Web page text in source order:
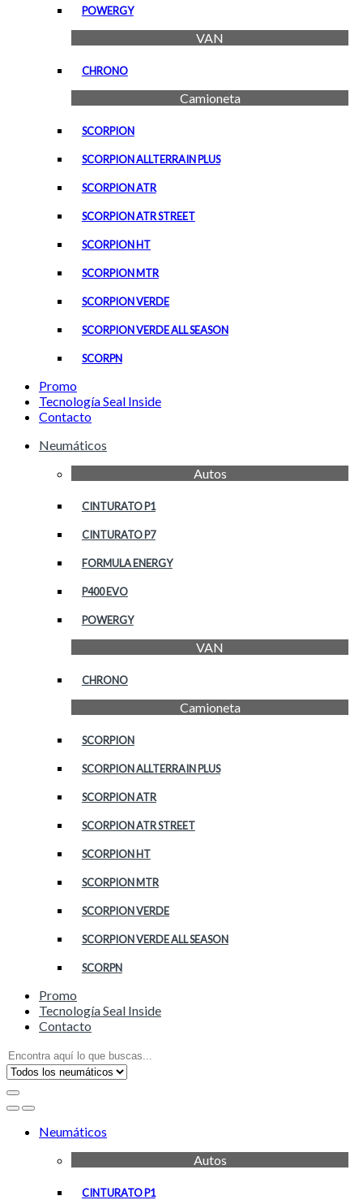
POWERGY
VAN
CHRONO
Camioneta
SCORPION
SCORPION ALLTERRAIN PLUS
SCORPION ATR
SCORPION ATR STREET
SCORPION HT
SCORPION MTR
SCORPION VERDE
SCORPION VERDE ALL SEASON
SCORPN
Promo
Tecnología Seal Inside
Contacto
Neumáticos
Autos
CINTURATO P1
CINTURATO P7
FORMULA ENERGY
P400 EVO
POWERGY
VAN
CHRONO
Camioneta
SCORPION
SCORPION ALLTERRAIN PLUS
SCORPION ATR
SCORPION ATR STREET
SCORPION HT
SCORPION MTR
SCORPION VERDE
SCORPION VERDE ALL SEASON
SCORPN
Promo
Tecnología Seal Inside
Contacto
Search
for:
OpenClose
Neumáticos
Autos
CINTURATO P1